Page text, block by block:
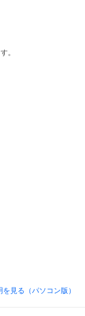
。
見る（パソコン版）